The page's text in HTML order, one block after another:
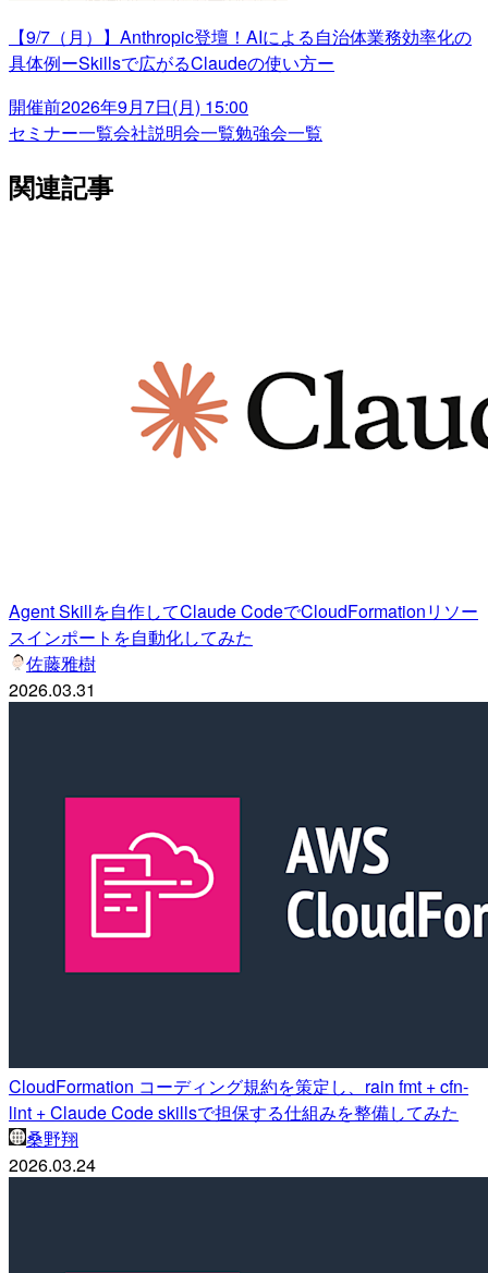
【9/7（月）】Anthropic登壇！AIによる自治体業務効率化の
具体例ーSkillsで広がるClaudeの使い方ー
開催前2026年9月7日(月) 15:00
セミナー一覧会社説明会一覧勉強会一覧
関連記事
Agent Skillを自作してClaude CodeでCloudFormationリソー
スインポートを自動化してみた
佐藤雅樹
2026.03.31
CloudFormation コーディング規約を策定し、rain fmt + cfn-
lint + Claude Code skillsで担保する仕組みを整備してみた
桑野翔
2026.03.24